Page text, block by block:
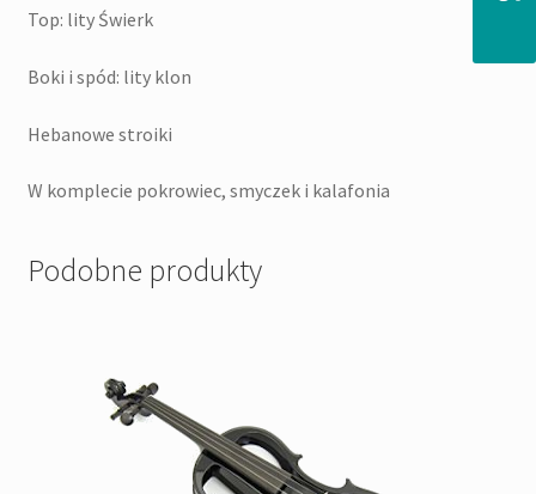
Top: lity Świerk
Boki i spód: lity klon
Hebanowe stroiki
W komplecie pokrowiec, smyczek i kalafonia
Podobne produkty